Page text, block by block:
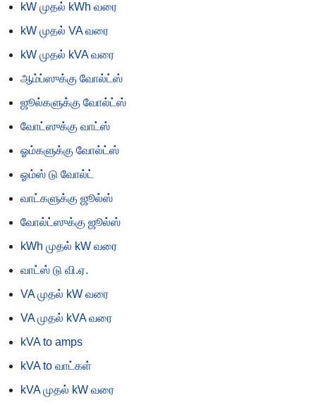
kW முதல் kWh வரை
kW முதல் VA வரை
kW முதல் kVA வரை
ஆம்ப்ஸுக்கு வோல்ட்ஸ்
ஜூல்களுக்கு வோல்ட்ஸ்
வோட்ஸுக்கு வாட்ஸ்
ஓம்களுக்கு வோல்ட்ஸ்
ஓம்ஸ் டு வோல்ட்
வாட்களுக்கு ஜூல்ஸ்
வோல்ட்ஸுக்கு ஜூல்ஸ்
kWh முதல் kW வரை
வாட்ஸ் டு வி.ஏ.
VA முதல் kW வரை
VA முதல் kVA வரை
kVA to amps
kVA to வாட்கள்
kVA முதல் kW வரை